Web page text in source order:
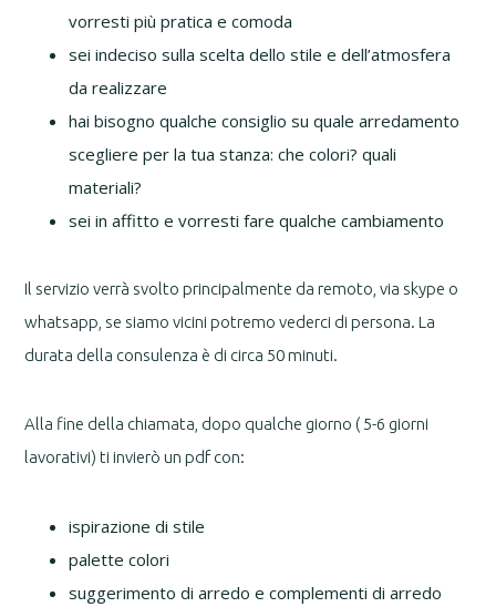
vorresti più pratica e comoda
sei indeciso sulla scelta dello stile e dell’atmosfera
da realizzare
hai bisogno qualche consiglio su quale arredamento
scegliere per la tua stanza: che colori? quali
materiali?
sei in affitto e vorresti fare qualche cambiamento
Il servizio verrà svolto principalmente da remoto, via skype o
whatsapp, se siamo vicini potremo vederci di persona. La
durata della consulenza è di circa 50 minuti.
Alla fine della chiamata, dopo qualche giorno ( 5-6 giorni
lavorativi) ti invierò un pdf con:
ispirazione di stile
palette colori
suggerimento di arredo e complementi di arredo